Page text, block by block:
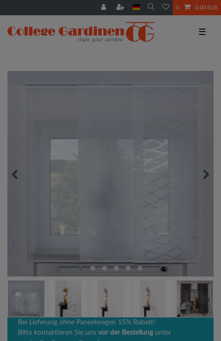
0 0,00 EUR
☰
Bei Lieferung ohne Paneelwagen 15% Rabatt!
Bitte kontaktieren Sie uns vor der Bestellungunter